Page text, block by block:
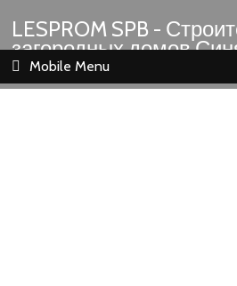
LESPROM SPB -
загородных домов
Шлиссельбург Кировск
Mobile Menu